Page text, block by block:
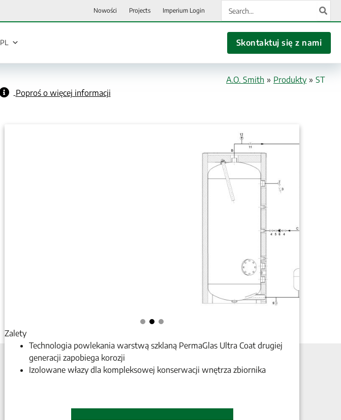
Nowości Projects Imperium Login
for:
PL Skontaktuj się z nami
A.O. Smith » Produkty » ST
Poproś o więcej informacji
Zalety
Technologia powlekania warstwą szklaną PermaGlas Ultra Coat drugiej
generacji zapobiega korozji
Izolowane włazy dla kompleksowej konserwacji wnętrza zbiornika